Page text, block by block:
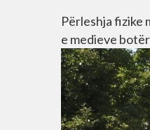
Përleshja fizike
e medieve